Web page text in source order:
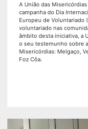
A União das
campanha do Dia
Europeu de Voluntariado
voluntariado nas
âmbito desta iniciativa, a
o seu testemunho sobre
Misericórdias: Melgaço,
Foz Côa.